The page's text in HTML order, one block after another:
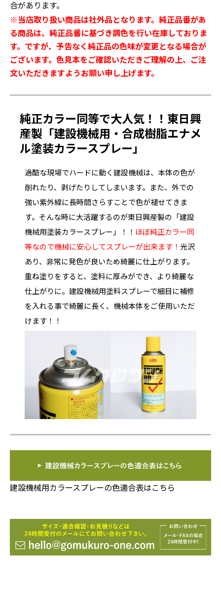
合があります。
※当店取り扱い商品は社外品となります。純正品番があ
る商品は、純正品番に基づき調色を行い在庫しておりま
す。ですが、予告なく純正品の色味が変更となる場合が
ございます。色見本をご確認いただきご理解の上、ご注
文いただきますようお願い申し上げます。
純正カラー同等で大人気！！東日興
産製「建設機械用・合成樹脂エナメ
ル塗装カラースプレー」
過酷な現場でハードに動く建設機械は、本体の色が
削れたり、剥げたりしてしまいます。また、外での
強い紫外線に長時間さらすことで色が褪せてきま
す。そんな時に大活躍するのが東日興産製の「建設
機械用塗装カラースプレー」！！ ほぼ純正カラー同
等なので機械に安心してスプレーが出来ます！ 光沢
あり、非常に発色が良いため綺麗に仕上がります。
重ね塗りをすると、塗料に厚みができ、より綺麗な
仕上がりに。建設機械用塗料スプレーで細目に補修
を入れる事で綺麗に長く、機械本体をご使用いただ
けます！！
建設機械用カラースプレーの色適合表はこちら